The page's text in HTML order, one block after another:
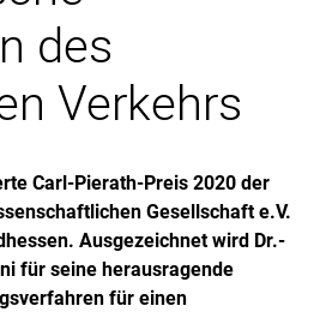
des
Verkehrs
Carl-Pierath-Preis 2020 der
Gesellschaft e.V.
Ausgezeichnet wird Dr.-
für seine herausragende
für einen